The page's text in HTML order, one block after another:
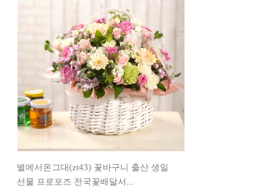
별에서온그대(zt43) 꽃바구니 출산 생일
선물 프로포즈 전국꽃배달서...